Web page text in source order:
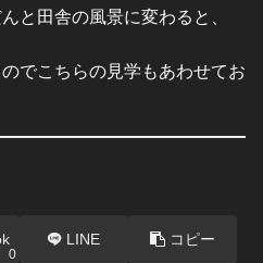
と田舎の風景に変わると、
でこちらの見学もあわせてお
0
LINE コピー